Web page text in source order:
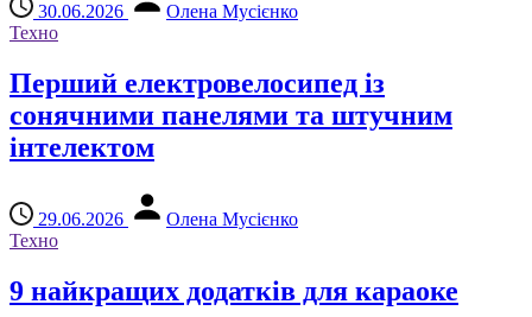
30.06.2026
Олена Мусієнко
Техно
Перший електровелосипед із
сонячними панелями та штучним
інтелектом
29.06.2026
Олена Мусієнко
Техно
9 найкращих додатків для караоке